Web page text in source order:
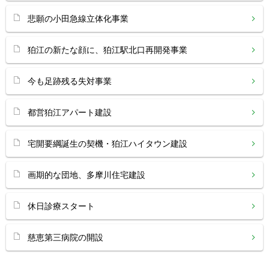
悲願の小田急線立体化事業
狛江の新たな顔に、狛江駅北口再開発事業
今も足跡残る失対事業
都営狛江アパート建設
宅開要綱誕生の契機・狛江ハイタウン建設
画期的な団地、多摩川住宅建設
休日診療スタート
慈恵第三病院の開設